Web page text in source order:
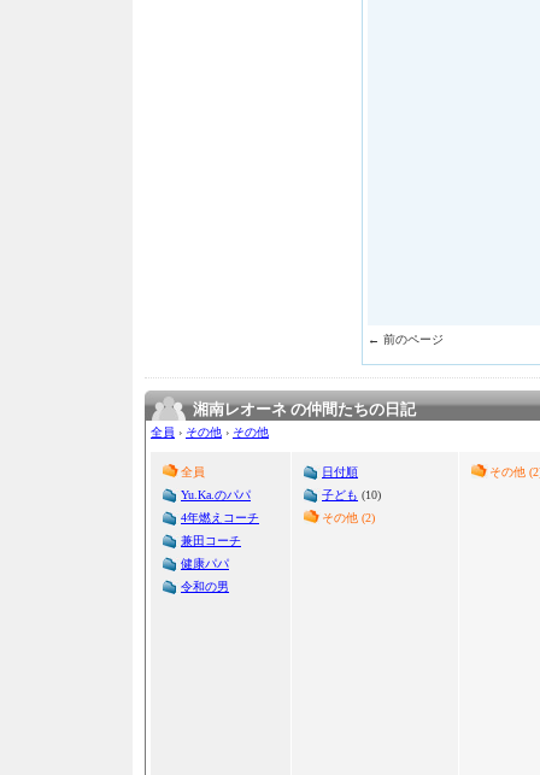
← 前のページ
湘南レオーネ の仲間たちの日記
全員 › その他 › その他
全員
Yu.Ka.のパパ
4年燃えコーチ
兼田コーチ
健康パパ
令和の男
日付順
子ども (10)
その他 (2)
その他